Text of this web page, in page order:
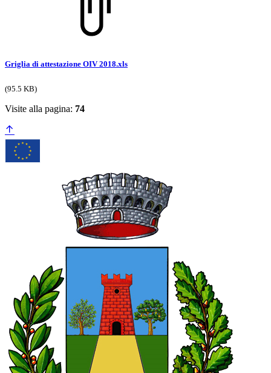
Griglia di attestazione OIV 2018.xls
(95.5 KB)
Visite alla pagina: 74